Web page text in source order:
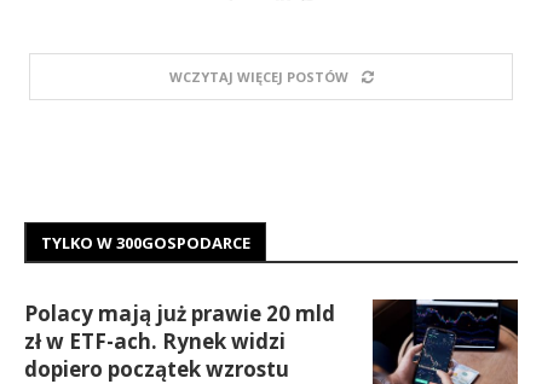
WCZYTAJ WIĘCEJ POSTÓW
TYLKO W 300GOSPODARCE
Polacy mają już prawie 20 mld
zł w ETF-ach. Rynek widzi
dopiero początek wzrostu